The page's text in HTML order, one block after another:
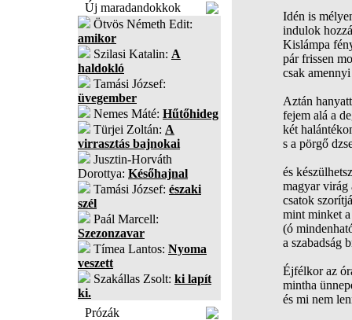
Új maradandokkok
Ötvös Németh Edit:
amikor
Szilasi Katalin: A
haldokló
Tamási József:
üvegember
Nemes Máté: Hűtőhideg
Türjei Zoltán: A
virrasztás bajnokai
Jusztin-Horváth
Dorottya: Későhajnal
Tamási József: északi
szél
Paál Marcell:
Szezonzavar
Tímea Lantos: Nyoma
veszett
Szakállas Zsolt: ki lapít
ki.
Prózák
Idén is
indulok
Kislámpa
pár frissen
csak
Aztán
fejem alá a
két
s a pörgő
és
magyar virág
csatok
mint minket
(ó
a szabadság
Éjfélkor az
mintha
és mi nem